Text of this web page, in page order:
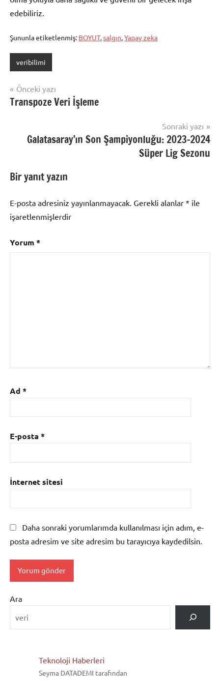
edebiliriz.
Şununla etiketlenmiş: BOYUT,salgın,Yapay zeka
veribilimi
Yazı
gezinmesi
Önceki yazı
Transpoze Veri İşleme
Sonraki yazı
Galatasaray’ın Son Şampiyonluğu: 2023-2024
Süper Lig Sezonu
Bir yanıt yazın
E-posta adresiniz yayınlanmayacak. Gerekli alanlar * ile
işaretlenmişlerdir
Yorum *
Ad *
E-posta *
İnternet sitesi
Daha sonraki yorumlarımda kullanılması için adım, e-
posta adresim ve site adresim bu tarayıcıya kaydedilsin.
Ara
Teknoloji Haberleri
Seyma DATADEMI tarafından